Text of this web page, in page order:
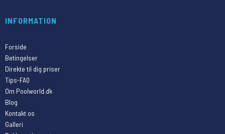
INFORMATION
Forside
Betingelser
Direkte til dig priser
Tips-FAQ
Om Poolworld.dk
Blog
Kontakt os
Galleri